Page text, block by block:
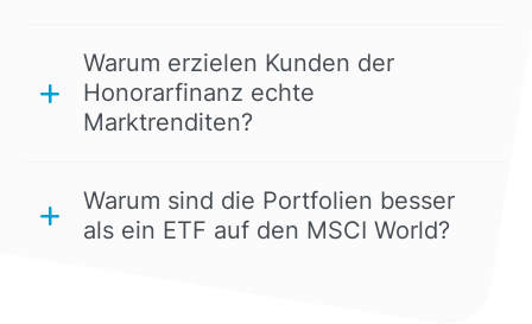
Warum erzielen Kunden der
Honorarfinanz echte
Marktrenditen?
Warum sind die Portfolien besser
als ein ETF auf den MSCI World?